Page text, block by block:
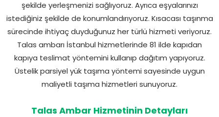
şekilde yerleşmenizi sağlıyoruz. Ayrıca eşyalarınızı
istediğiniz şekilde de konumlandırıyoruz. Kısacası taşınma
sürecinde ihtiyaç duyduğunuz her türlü hizmeti veriyoruz.
Talas ambarı İstanbul hizmetlerinde 81 ilde kapıdan
kapıya teslimat yöntemini kullanıp dağıtım yapıyoruz.
Üstelik parsiyel yük taşıma yöntemi sayesinde uygun
maliyetli taşıma hizmetleri sunuyoruz.
Talas Ambar Hizmetinin Detayları